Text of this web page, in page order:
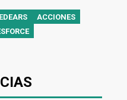
ACCIONES